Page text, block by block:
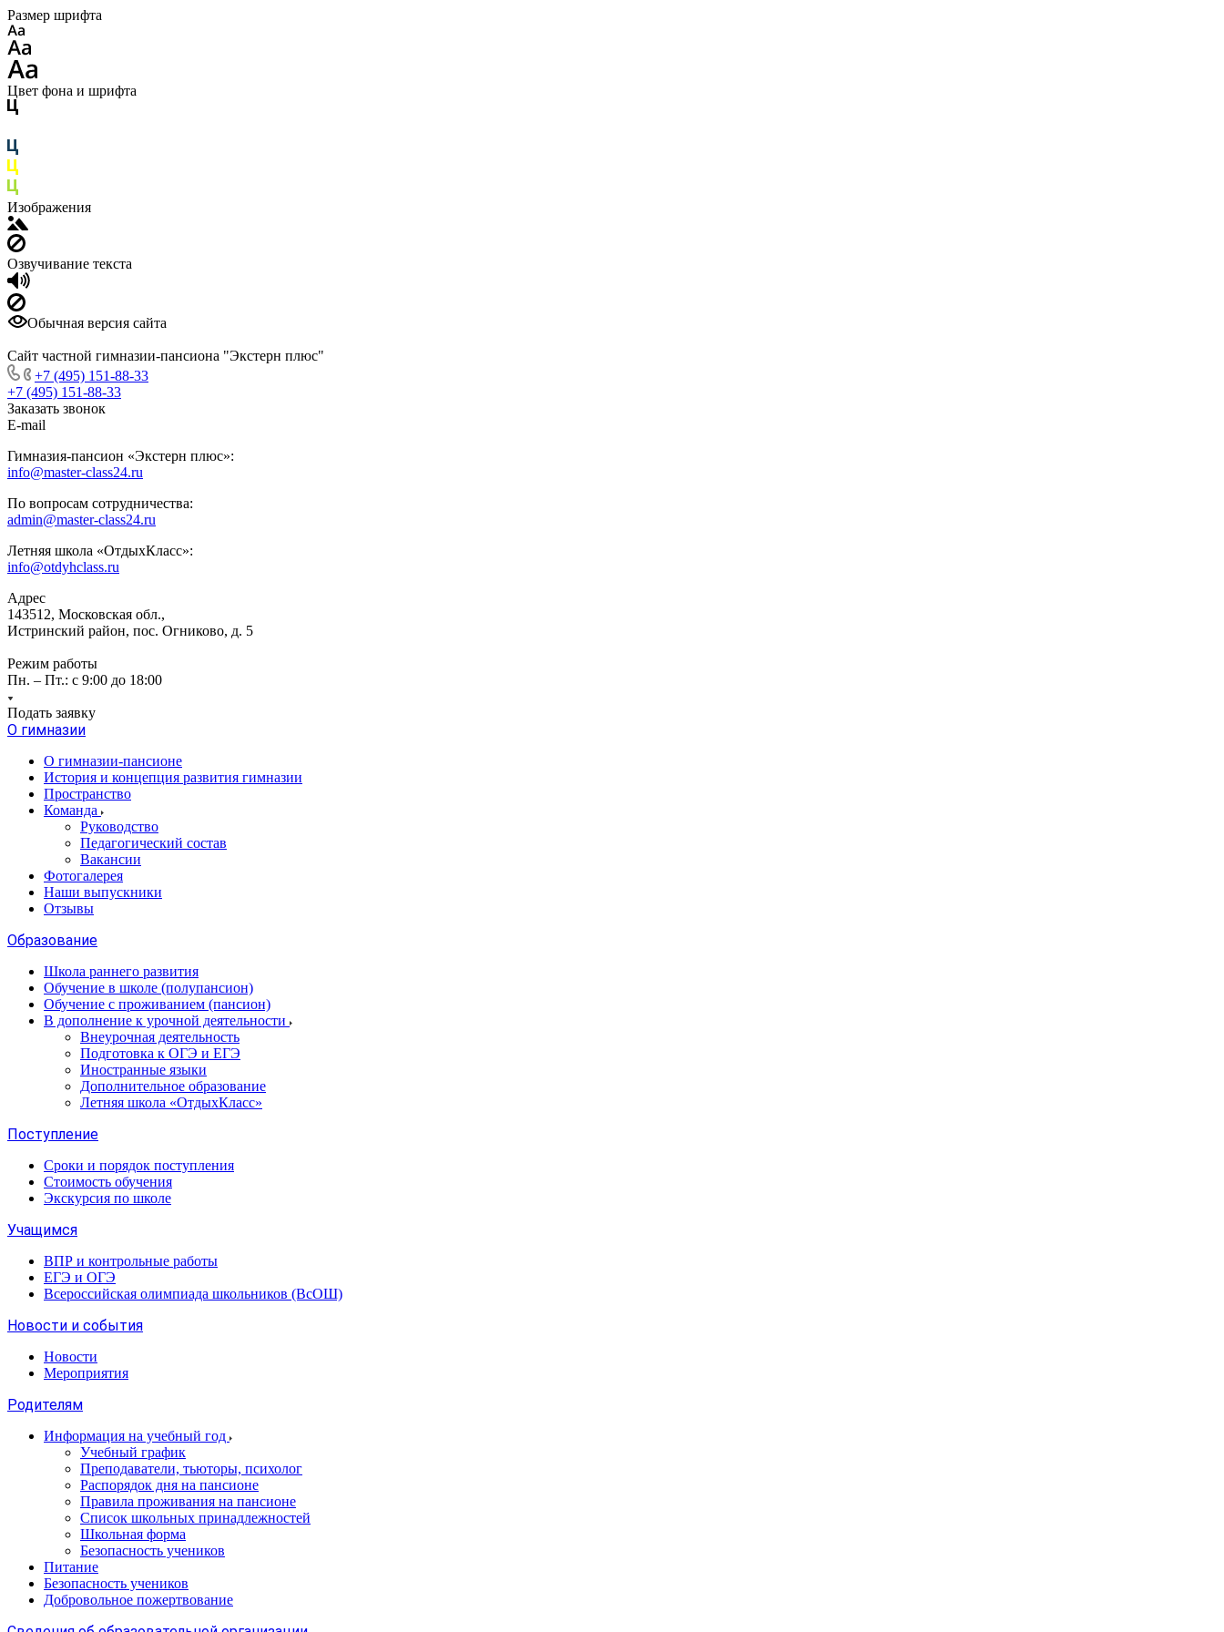
Размер шрифта
Цвет фона и шрифта
Изображения
Озвучивание текста
Обычная версия сайта
Сайт частной гимназии-пансиона "Экстерн плюс"
+7 (495) 151-88-33
+7 (495) 151-88-33
Заказать звонок
E-mail
Гимназия-пансион «Экстерн плюс»:
info@master-class24.ru
По вопросам сотрудничества:
admin@master-class24.ru
Летняя школа «ОтдыхКласс»:
info@otdyhclass.ru
Адрес
143512, Московская обл.,
Истринский район, пос. Огниково, д. 5
Режим работы
Пн. – Пт.: с 9:00 до 18:00
Подать заявку
О гимназии
О гимназии-пансионе
История и концепция развития гимназии
Пространство
Команда
Руководство
Педагогический состав
Вакансии
Фотогалерея
Наши выпускники
Отзывы
Образование
Школа раннего развития
Обучение в школе (полупансион)
Обучение с проживанием (пансион)
В дополнение к урочной деятельности
Внеурочная деятельность
Подготовка к ОГЭ и ЕГЭ
Иностранные языки
Дополнительное образование
Летняя школа «ОтдыхКласс»
Поступление
Сроки и порядок поступления
Стоимость обучения
Экскурсия по школе
Учащимся
ВПР и контрольные работы
ЕГЭ и ОГЭ
Всероссийская олимпиада школьников (ВсОШ)
Новости и события
Новости
Мероприятия
Родителям
Информация на учебный год
Учебный график
Преподаватели, тьюторы, психолог
Распорядок дня на пансионе
Правила проживания на пансионе
Список школьных принадлежностей
Школьная форма
Безопасность учеников
Питание
Безопасность учеников
Добровольное пожертвование